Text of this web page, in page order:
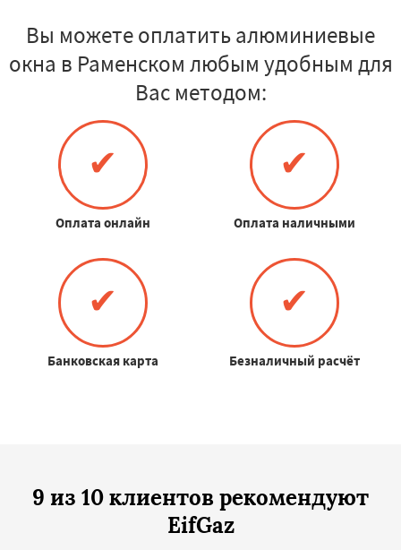
Вы можете оплатить алюминиевые
окна в Раменском любым удобным для
Вас методом:
✔
Оплата онлайн
✔
Оплата наличными
✔
Банковская карта
✔
Безналичный расчёт
9 из 10 клиентов рекомендуют
EifGaz